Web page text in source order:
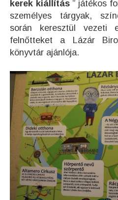
kerek kiállítás” játékos
személyes tárgyak,
során keresztül vezeti
felnőtteket a Lázár
könyvtár ajánlója.